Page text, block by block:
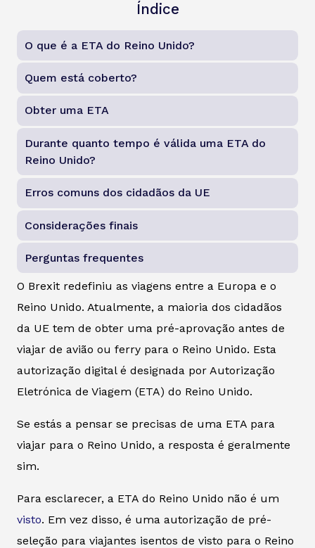
Índice
O que é a ETA do Reino Unido?
Quem está coberto?
Obter uma ETA
Durante quanto tempo é válida uma ETA do
Reino Unido?
Erros comuns dos cidadãos da UE
Considerações finais
Perguntas frequentes
O Brexit redefiniu as viagens entre a Europa e o
Reino Unido. Atualmente, a maioria dos cidadãos
da UE tem de obter uma pré-aprovação antes de
viajar de avião ou ferry para o Reino Unido. Esta
autorização digital é designada por Autorização
Eletrónica de Viagem (ETA) do Reino Unido.
Se estás a pensar se precisas de uma ETA para
viajar para o Reino Unido, a resposta é geralmente
sim.
Para esclarecer, a ETA do Reino Unido não é um
visto. Em vez disso, é uma autorização de pré-
seleção para viajantes isentos de visto para o Reino